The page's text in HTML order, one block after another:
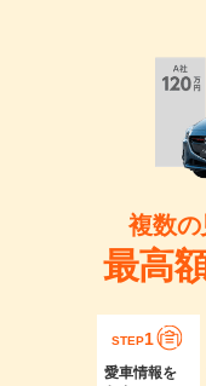
複数の
最高
STEP1
愛車情報を